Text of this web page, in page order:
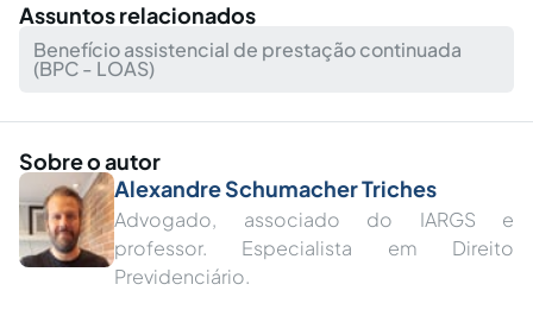
Assuntos relacionados
Benefício assistencial de prestação continuada
(BPC - LOAS)
Sobre o autor
Alexandre Schumacher Triches
Advogado, associado do IARGS e
professor. Especialista em Direito
Previdenciário.